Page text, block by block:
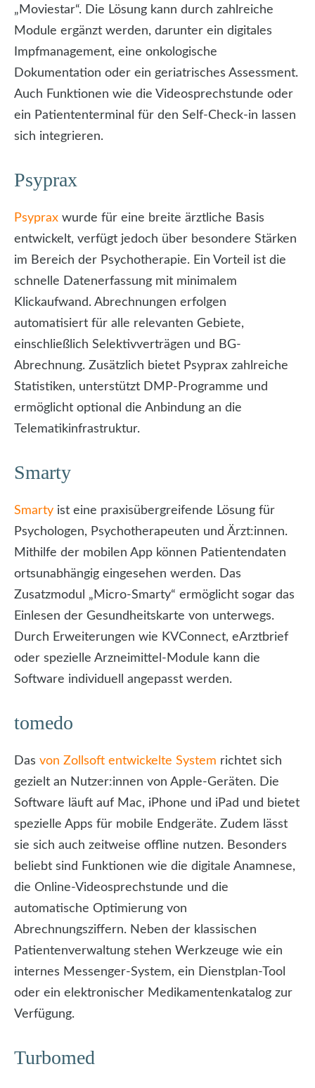
„Moviestar“. Die Lösung kann durch zahlreiche
Module ergänzt werden, darunter ein digitales
Impfmanagement, eine onkologische
Dokumentation oder ein geriatrisches Assessment.
Auch Funktionen wie die Videosprechstunde oder
ein Patiententerminal für den Self-Check-in lassen
sich integrieren.
Psyprax
Psyprax wurde für eine breite ärztliche Basis
entwickelt, verfügt jedoch über besondere Stärken
im Bereich der Psychotherapie. Ein Vorteil ist die
schnelle Datenerfassung mit minimalem
Klickaufwand. Abrechnungen erfolgen
automatisiert für alle relevanten Gebiete,
einschließlich Selektivverträgen und BG-
Abrechnung. Zusätzlich bietet Psyprax zahlreiche
Statistiken, unterstützt DMP-Programme und
ermöglicht optional die Anbindung an die
Telematikinfrastruktur.
Smarty
Smarty ist eine praxisübergreifende Lösung für
Psychologen, Psychotherapeuten und Ärzt:innen.
Mithilfe der mobilen App können Patientendaten
ortsunabhängig eingesehen werden. Das
Zusatzmodul „Micro-Smarty“ ermöglicht sogar das
Einlesen der Gesundheitskarte von unterwegs.
Durch Erweiterungen wie KVConnect, eArztbrief
oder spezielle Arzneimittel-Module kann die
Software individuell angepasst werden.
tomedo
Das von Zollsoft entwickelte System richtet sich
gezielt an Nutzer:innen von Apple-Geräten. Die
Software läuft auf Mac, iPhone und iPad und bietet
spezielle Apps für mobile Endgeräte. Zudem lässt
sie sich auch zeitweise offline nutzen. Besonders
beliebt sind Funktionen wie die digitale Anamnese,
die Online-Videosprechstunde und die
automatische Optimierung von
Abrechnungsziffern. Neben der klassischen
Patientenverwaltung stehen Werkzeuge wie ein
internes Messenger-System, ein Dienstplan-Tool
oder ein elektronischer Medikamentenkatalog zur
Verfügung.
Turbomed